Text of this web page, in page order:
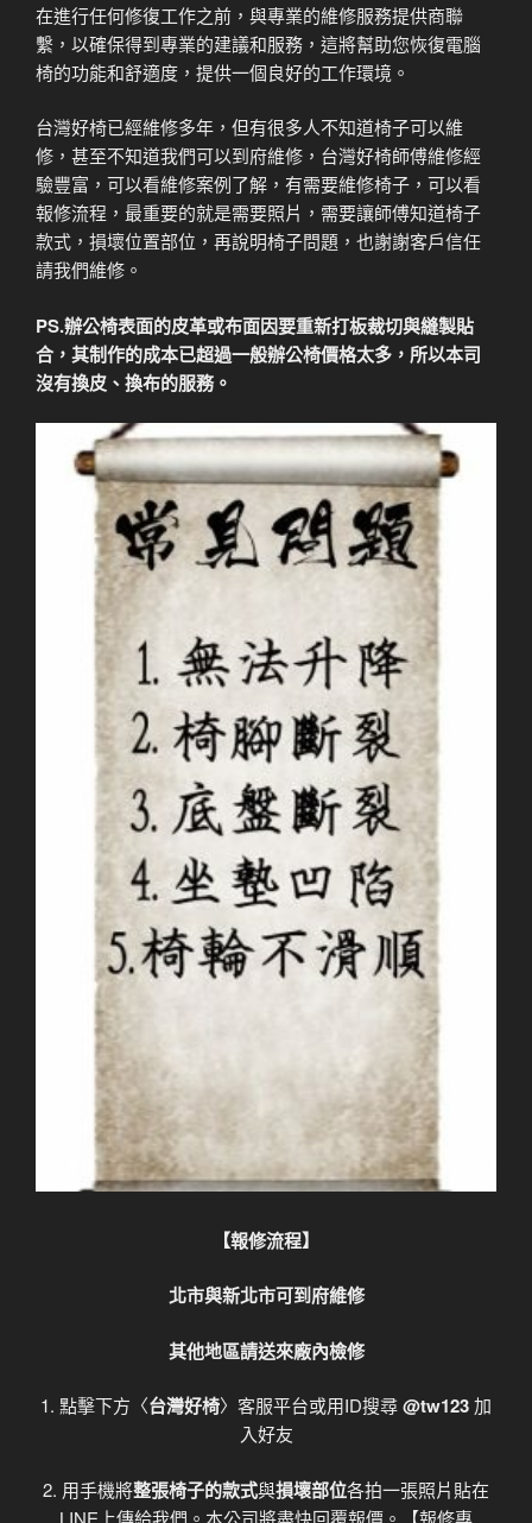
在進行任何修復工作之前，與專業的維修服務提供商聯
繫，以確保得到專業的建議和服務，這將幫助您恢復電腦
椅的功能和舒適度，提供一個良好的工作環境。
台灣好椅已經維修多年，但有很多人不知道椅子可以維
修，甚至不知道我們可以到府維修，台灣好椅師傅維修經
驗豐富，可以看維修案例了解，有需要維修椅子，可以看
報修流程，最重要的就是需要照片，需要讓師傅知道椅子
款式，損壞位置部位，再說明椅子問題，也謝謝客戶信任
請我們維修。
PS.辦公椅表面的皮革或布面因要重新打板裁切與縫製貼
合，其制作的成本已超過一般辦公椅價格太多，所以本司
沒有換皮、換布的服務。
【報修流程】
北市與新北市可到府維修
其他地區請送來廠內檢修
1. 點擊下方〈台灣好椅〉客服平台或用ID搜尋@tw123加
入好友
2. 用手機將整張椅子的款式與損壞部位各拍一張照片貼在
LINE上傳給我們。本公司將盡快回覆報價。【報修專